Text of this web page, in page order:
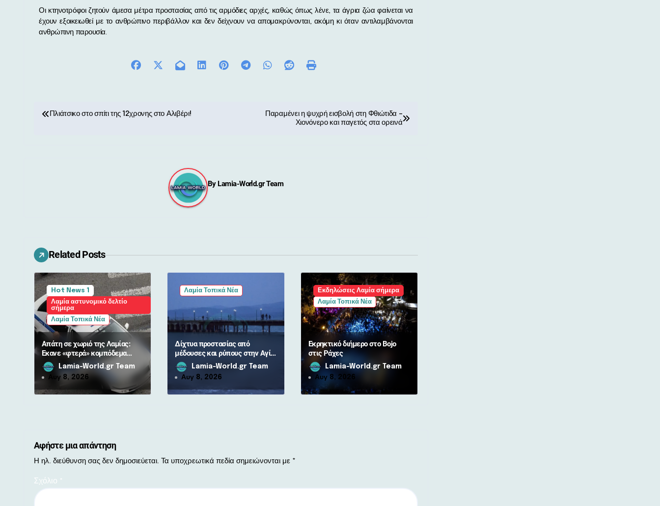
Οι κτηνοτρόφοι ζητούν άμεσα μέτρα προστασίας από τις αρμόδιες αρχές, καθώς όπως λένε, τα άγρια ζώα φαίνεται να
έχουν εξοικειωθεί με το ανθρώπινο περιβάλλον και δεν δείχνουν να απομακρύνονται, ακόμη κι όταν αντιλαμβάνονται
ανθρώπινη παρουσία.
Π
η
ά
ρ
θ
ρ
ω
Πλιάτσικο στο σπίτι της 12χρονης στο Αλιβέρι!
Παραμένει η ψυχρή εισβολή στη Φθιώτιδα –
Χιονόνερο και παγετός στα ορεινά
By Lamia-World.gr Team
Related Posts
Hot News 1
Λαμία αστυνομικό δελτίο
σήμερα
Λαμία Τοπικά Νέα
Απάτη σε χωριό της Λαμίας:
Έκανε «φτερά» κομπόδεμα
10.000 ευρώ για 80χρονη
Lamia-World.gr Team
Αυγ 8, 2026
Λαμία Τοπικά Νέα
Δίχτυα προστασίας από
μέδουσες και ρύπους στην Αγία
Μαρίνα από τον Δήμο Στυλίδας
Lamia-World.gr Team
Αυγ 8, 2026
Εκδηλώσεις Λαμία σήμερα
Λαμία Τοπικά Νέα
Εκρηκτικό διήμερο στο Bojo
στις Ράχες
Lamia-World.gr Team
Αυγ 8, 2026
Αφήστε μια απάντηση
Η ηλ. διεύθυνση σας δεν δημοσιεύεται. Τα υποχρεωτικά πεδία σημειώνονται με *
Σχόλιο *